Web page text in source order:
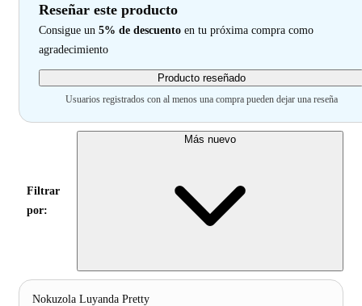
Reseñar este producto
Consigue un 5% de descuento en tu próxima compra como
agradecimiento
Producto reseñado
Usuarios registrados con al menos una compra pueden dejar una reseña
Filtrar
por:
Más nuevo
Nokuzola Luyanda Pretty